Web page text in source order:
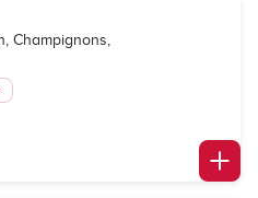
Champignons,